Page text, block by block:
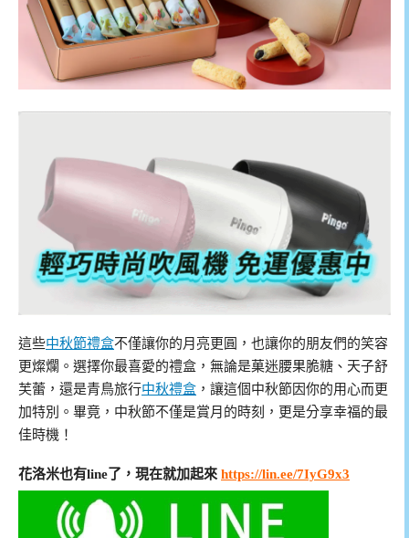
這些中秋節禮盒不僅讓你的月亮更圓，也讓你的朋友們的笑容
更燦爛。選擇你最喜愛的禮盒，無論是菓迷腰果脆糖、天子舒
芙蕾，還是青鳥旅行中秋禮盒 ，讓這個中秋節因你的用心而更
加特別。畢竟，中秋節不僅是賞月的時刻，更是分享幸福的最
佳時機！
花洛米也有line了，現在就加起來 https://lin.ee/7IyG9x3